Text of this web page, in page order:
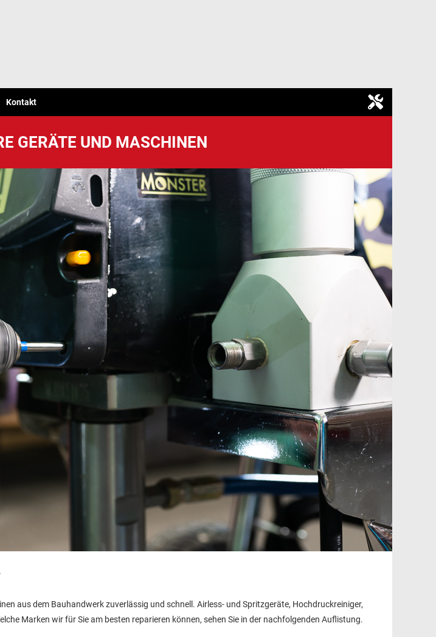
Kontakt
GERÄTE UND MASCHINEN
aus dem Bauhandwerk zuverlässig und schnell. Airless- und Spritzgeräte, Hochdruckreiniger,
Marken wir für Sie am besten reparieren können, sehen Sie in der nachfolgenden Auflistung.